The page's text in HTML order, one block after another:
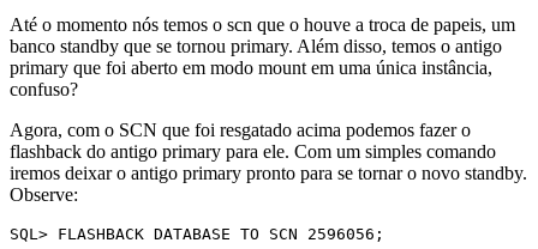
Até o momento nós temos o scn que o houve a troca de papeis, um
banco standby que se tornou primary. Além disso, temos o antigo
primary que foi aberto em modo mount em uma única instância,
confuso?
Agora, com o SCN que foi resgatado acima podemos fazer o
flashback do antigo primary para ele. Com um simples comando
iremos deixar o antigo primary pronto para se tornar o novo standby.
Observe:
SQL> FLASHBACK DATABASE TO SCN 2596056;